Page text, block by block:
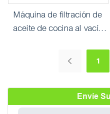
Envíe
Máquina de filtración de
aceite de cocina al vacío
comestibles y bomba de
aceite de acero inoxidable
1